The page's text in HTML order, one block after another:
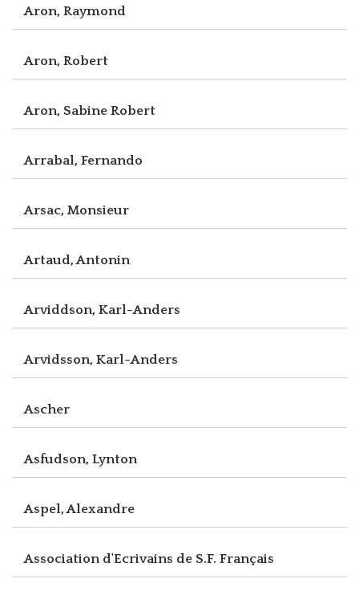
Aron, Raymond
Aron, Robert
Aron, Sabine Robert
Arrabal, Fernando
Arsac, Monsieur
Artaud, Antonin
Arviddson, Karl-Anders
Arvidsson, Karl-Anders
Ascher
Asfudson, Lynton
Aspel, Alexandre
Association d'Ecrivains de S.F. Français